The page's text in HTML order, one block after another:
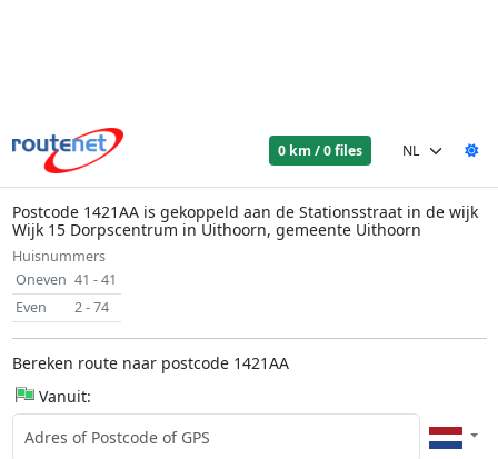
0 km / 0 files
Postcode 1421AA is gekoppeld aan de Stationsstraat in de wijk
Wijk 15 Dorpscentrum in Uithoorn, gemeente Uithoorn
Huisnummers
Oneven 41 - 41
Even
2 - 74
Bereken route naar postcode 1421AA
Vanuit: